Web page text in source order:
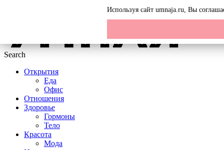
Search
Открытия
Еда
Офис
Отношения
Здоровье
Гормоны
Тело
Красота
Мода
Используя сайт umnaja.ru, Вы